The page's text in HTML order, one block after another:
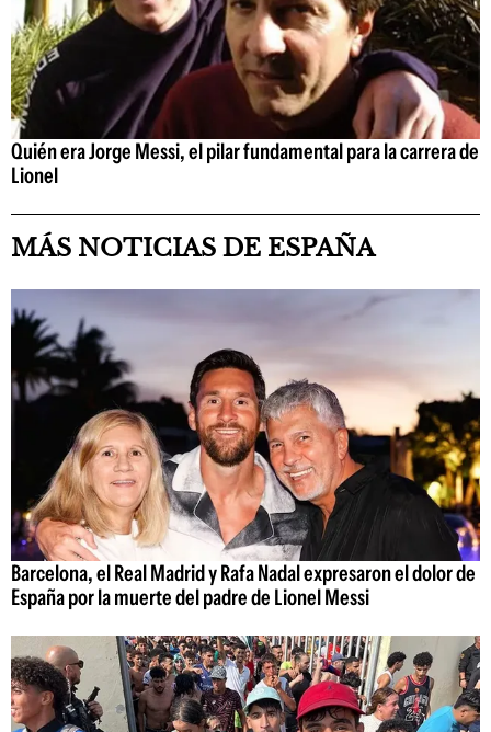
Quién era Jorge Messi, el pilar fundamental para la carrera de
Lionel
MÁS NOTICIAS DE ESPAÑA
Barcelona, el Real Madrid y Rafa Nadal expresaron el dolor de
España por la muerte del padre de Lionel Messi